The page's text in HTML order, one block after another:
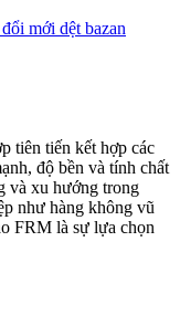
mới dệt bazan
tiên tiến kết hợp các
độ bền và tính chất
và xu hướng trong
như hàng không vũ
FRM là sự lựa chọn